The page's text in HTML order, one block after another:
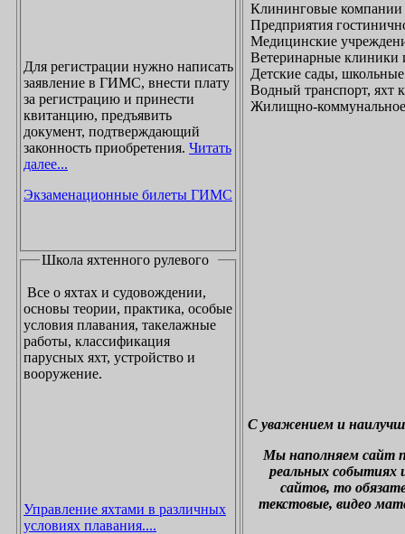
Для регистрации нужно написать
заявление в ГИМС, внести плату
за регистрацию и принести
квитанцию, предъявить
документ, подтверждающий
законность приобретения. Читать
далее...
Экзаменационные билеты ГИМС
Школа яхтенного рулевого
Все о яхтах и судовождении,
основы теории, практика, особые
условия плавания, такелажные
работы, классификация
парусных яхт, устройство и
вооружение.
Управление яхтами в различных
условиях плавания....
Клининговые компании
Предприятия
Медицинские
Ветеринарные клиники
Детские сады,
Водный транспорт,
Жилищно-коммунальное
С уважением и
Мы наполняем сайт
реальных событиях
сайтов, то
текстовые, видео